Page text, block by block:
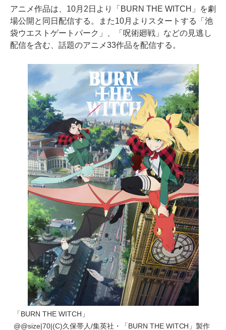
アニメ作品は、10月2日より「BURN THE WITCH」を劇
場公開と同日配信する。また10月よりスタートする「池
袋ウエストゲートパーク」、「呪術廻戦」などの見逃し
配信を含む、話題のアニメ33作品を配信する。
「BURN THE WITCH」
@@size|70|(C)久保帯人/集英社・「BURN THE WITCH」製作